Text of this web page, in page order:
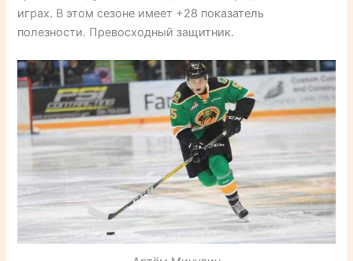
играх. В этом сезоне имеет +28 показатель
полезности. Превосходный защитник.